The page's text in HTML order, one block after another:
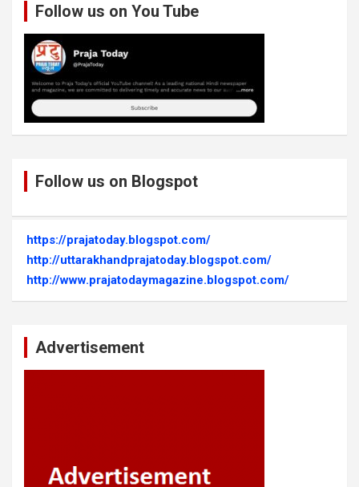
Follow us on You Tube
Follow us on Blogspot
https://prajatoday.blogspot.com/
http://uttarakhandprajatoday.blogspot.com/
http://www.prajatodaymagazine.blogspot.com/
Advertisement